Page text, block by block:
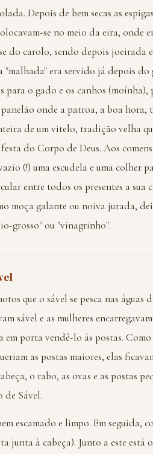
Depois de bem secas as
se no meio da eira, onde
do carolo, sendo depois joeirada
"malhada" era servido já depois do
para o gado e os canhos (moínha),
onde a patroa, a boa hora,
de um vitelo, tradição velha
do Corpo de Deus. Aos
(!) uma escudela e uma colher
entre todos os presentes a sua
moça galante ou noiva jurada,
grosso" ou "vinagrinho".
que o sável se pesca nas
sável e as mulheres
em porta vendê-lo ás postas.
as postas maiores, elas
o rabo, as ovas e as postas
de Sável.
escamado e limpo. Em seguida,
junta à cabeça). Junto a este está